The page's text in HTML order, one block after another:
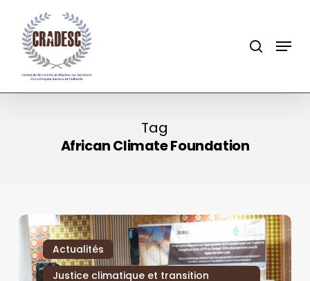
main
content
Menu
Tag
African Climate Foundation
Actualités
Justice climatique et transition